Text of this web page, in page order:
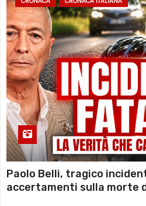
Paolo Belli, tragico
accertamenti sulla morte